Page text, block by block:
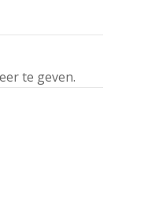
te geven.